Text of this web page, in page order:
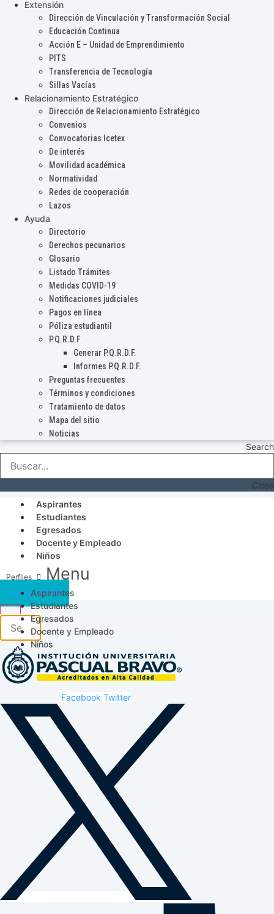
Extensión
Dirección de Vinculación y Transformación Social
Educación Continua
Acción E – Unidad de Emprendimiento
PITS
Transferencia de Tecnología
Sillas Vacías
Relacionamiento Estratégico
Dirección de Relacionamiento Estratégico
Convenios
Convocatorias Icetex
De interés
Movilidad académica
Normatividad
Redes de cooperación
Lazos
Ayuda
Directorio
Derechos pecunarios
Glosario
Listado Trámites
Medidas COVID-19
Notificaciones judiciales
Pagos en línea
Póliza estudiantil
P.Q.R.D.F
Generar P.Q.R.D.F.
Informes P.Q.R.D.F.
Preguntas frecuentes
Términos y condiciones
Tratamiento de datos
Mapa del sitio
Noticias
Search
Close
Aspirantes
Estudiantes
Egresados
Docente y Empleado
Niños
Menu
Aspirantes
Estudiantes
Egresados
Docente y Empleado
Niños
Acceso SICAU
Facebook Twitter